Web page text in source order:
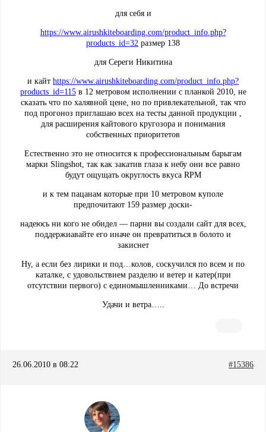
для себя и
https://www.airushkiteboarding.com/product_info.php?
products_id=32 размер 138
для Сереги Никитина
и кайт https://www.airushkiteboarding.com/product_info.php?
products_id=115в 12 метровом исполнении с планкой 2010, не
сказать что по халявной цене, но по привлекательной, так что
под прогоноз приглашаю всех на тесты данной продукции ,
для расширения кайтового кругозора и понимания
собственных приоритетов
Естественно это не относится к профессиональным барыгам
марки Slingshot, так как закатив глаза к небу они все равно
будут ощущать округлость вкуса RPM
и к тем пацанам которые при 10 метровом куполе
предпочитают 159 размер доски-
надеюсь ни кого не обидел — парни вы создали сайт для всех,
поддержиавайте его иначе он превратиться в болото и
закиснет
Ну, а если без лирики и под…колов, соскучился по всем и по
каталке, с удовольствием разделю и ветер и катер(при
отсутствии первого) с единомышленниками… До встречи
Удачи и ветра…..
26.06.2010 в 08:22 #15386